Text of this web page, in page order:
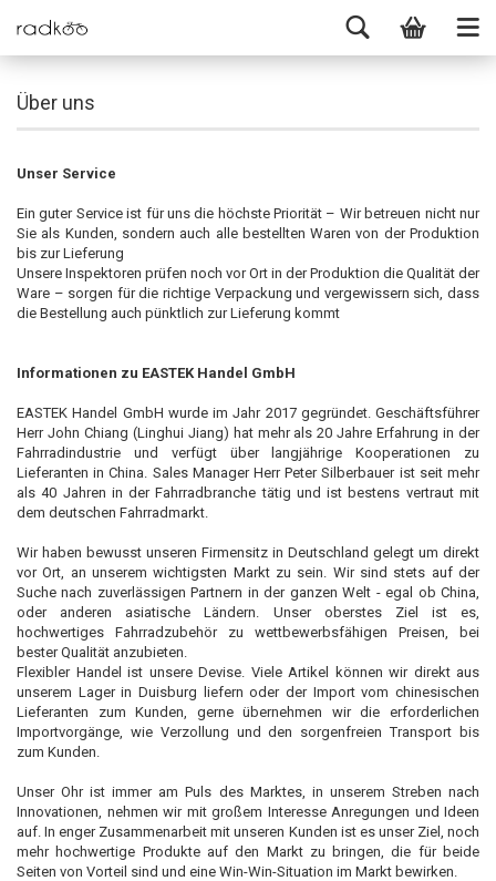
Über uns
Unser Service
Ein guter Service ist für uns die höchste Priorität – Wir betreuen nicht nur
Sie als Kunden, sondern auch alle bestellten Waren von der Produktion
bis zur Lieferung
Unsere Inspektoren prüfen noch vor Ort in der Produktion die Qualität der
Ware – sorgen für die richtige Verpackung und vergewissern sich, dass
die Bestellung auch pünktlich zur Lieferung kommt
Informationen zu EASTEK Handel GmbH
EASTEK Handel GmbH wurde im Jahr 2017 gegründet. Geschäftsführer
Herr John Chiang (Linghui Jiang) hat mehr als 20 Jahre Erfahrung in der
Fahrradindustrie und verfügt über langjährige Kooperationen zu
Lieferanten in China. Sales Manager Herr Peter Silberbauer ist seit mehr
als 40 Jahren in der Fahrradbranche tätig und ist bestens vertraut mit
dem deutschen Fahrradmarkt.
Wir haben bewusst unseren Firmensitz in Deutschland gelegt um direkt
vor Ort, an unserem wichtigsten Markt zu sein. Wir sind stets auf der
Suche nach zuverlässigen Partnern in der ganzen Welt - egal ob China,
oder anderen asiatische Ländern. Unser oberstes Ziel ist es,
hochwertiges Fahrradzubehör zu wettbewerbsfähigen Preisen, bei
bester Qualität anzubieten.
Flexibler Handel ist unsere Devise. Viele Artikel können wir direkt aus
unserem Lager in Duisburg liefern oder der Import vom chinesischen
Lieferanten zum Kunden, gerne übernehmen wir die erforderlichen
Importvorgänge, wie Verzollung und den sorgenfreien Transport bis
zum Kunden.
Unser Ohr ist immer am Puls des Marktes, in unserem Streben nach
Innovationen, nehmen wir mit großem Interesse Anregungen und Ideen
auf. In enger Zusammenarbeit mit unseren Kunden ist es unser Ziel, noch
mehr hochwertige Produkte auf den Markt zu bringen, die für beide
Seiten von Vorteil sind und eine Win-Win-Situation im Markt bewirken.